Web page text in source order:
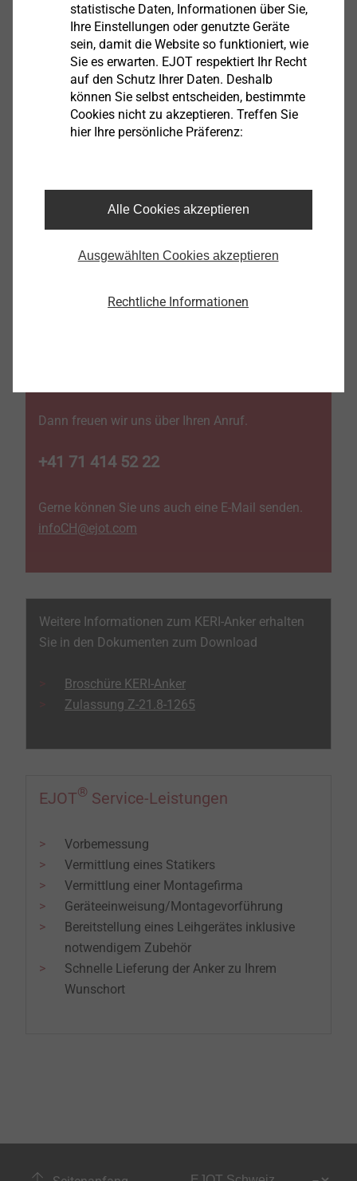
Bohrkrone
Keine Folgeschäden durch Nassbohrung, da eine
Wasserdosiereinrichtung eingesetzt wird
(Wassereinsatz pro Bohrung < 0,5 Liter)
Produktdetails
Bauaufsichtlich zugelassenes Befestigungsmittel
aus Doppelkonusbolzen und zwei Spreizhülsen
Verfügbar in den Längen 205 und 240 mm
Dann freuen wir uns über Ihren Anruf.
+41 71 414 52 22
Gerne können Sie uns auch eine E-Mail senden.
infoCH@ejot.com
Weitere Informationen zum KERI-Anker erhalten
Sie in den Dokumenten zum Download
Broschüre KERI-Anker
Zulassung Z-21.8-1265
EJOT® Service-Leistungen
​​​​​​​Vorbemessung
Vermittlung eines Statikers
Vermittlung einer Montagefirma
Geräteeinweisung/Montagevorführung
Bereitstellung eines Leihgerätes inklusive
notwendigem Zubehör
Schnelle Lieferung der Anker zu Ihrem
Wunschort
statistische Daten, Informationen über Sie,
Ihre Einstellungen oder genutzte Geräte
sein, damit die Website so funktioniert, wie
Sie es erwarten. EJOT respektiert Ihr Recht
auf den Schutz Ihrer Daten. Deshalb
können Sie selbst entscheiden, bestimmte
Cookies nicht zu akzeptieren. Treffen Sie
hier Ihre persönliche Präferenz:
Alle Cookies akzeptieren
Ausgewählten Cookies akzeptieren
Rechtliche Informationen